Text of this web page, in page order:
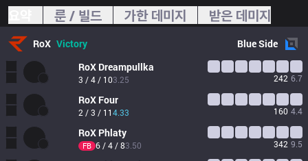
룬 / 빌드 가한 데미지 받은 데미지
RoX Victory BlueSide
RoX Dreampullka
3 / 4 / 103.25 242 6.7
RoX Four
2 / 3 / 114.33 160 4.4
RoX Phlaty
FB 6 / 4 / 83.50 342 9.5